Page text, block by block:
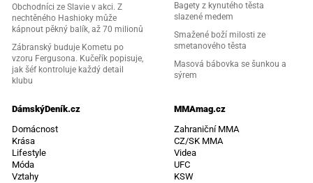
Obchodníci ze Slavie v akci. Z
nechtěného Hashioky může
kápnout pěkný balík, až 70 milionů
Zábranský buduje Kometu po
vzoru Fergusona. Kučeřík popisuje,
jak šéf kontroluje každý detail
klubu
Bagety z kynutého těsta
slazené medem
Smažené boží milosti ze
smetanového těsta
Masová bábovka se šunkou a
sýrem
DámskýDeník.cz
Domácnost
Krása
Lifestyle
Móda
Vztahy
MMAmag.cz
Zahraniční MMA
CZ/SK MMA
Videa
UFC
KSW